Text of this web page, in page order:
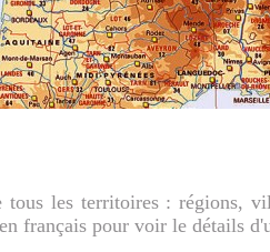
tous les territoires : régions,
français pour voir le détails